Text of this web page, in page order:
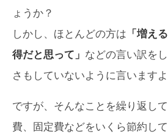
ょうか？
しかし、ほとんどの方は 「増え
得だと思って」 などの言い訳を
さもしていないように言いますよ
ですが、そんなことを繰り返し
費、固定費などをいくら節約し